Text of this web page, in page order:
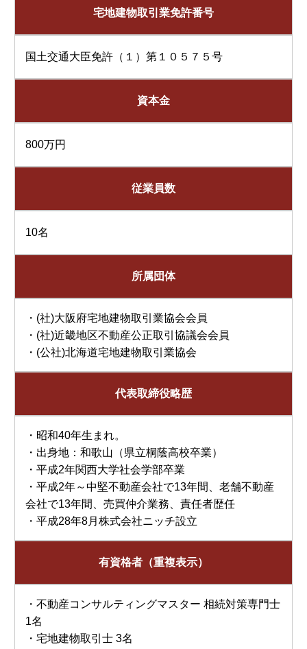
宅地建物取引業免許番号
国土交通大臣免許（１）第１０５７５号
資本金
800万円
従業員数
10名
所属団体
・(社)大阪府宅地建物取引業協会会員
・(社)近畿地区不動産公正取引協議会会員
・(公社)北海道宅地建物取引業協会
代表取締役略歴
・昭和40年生まれ。
・出身地：和歌山（県立桐蔭高校卒業）
・平成2年関西大学社会学部卒業
・平成2年～中堅不動産会社で13年間、老舗不動産
会社で13年間、売買仲介業務、責任者歴任
・平成28年8月株式会社ニッチ設立
有資格者（重複表示）
・不動産コンサルティングマスター 相続対策専門士
1名
・宅地建物取引士 3名